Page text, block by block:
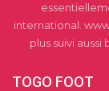
international.
plus suivi aussi
TOGO FOOT